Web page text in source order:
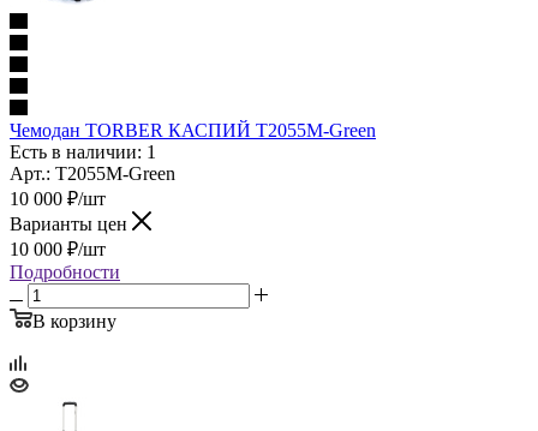
Чемодан TORBER КАСПИЙ T2055M‑Green
Есть в наличии: 1
Арт.: T2055M-Green
10 000 ₽/шт
Варианты цен
10 000 ₽/шт
Подробности
В корзину